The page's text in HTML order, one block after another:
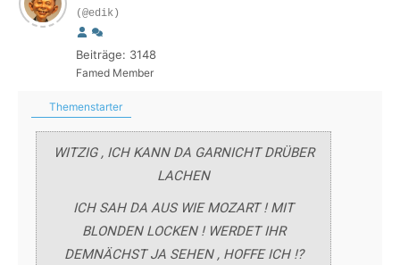
(@edik)
Beiträge: 3148
Famed Member
Themenstarter
WITZIG , ICH KANN DA GARNICHT DRÜBER
LACHEN
ICH SAH DA AUS WIE MOZART ! MIT
BLONDEN LOCKEN ! WERDET IHR
DEMNÄCHST JA SEHEN , HOFFE ICH !?